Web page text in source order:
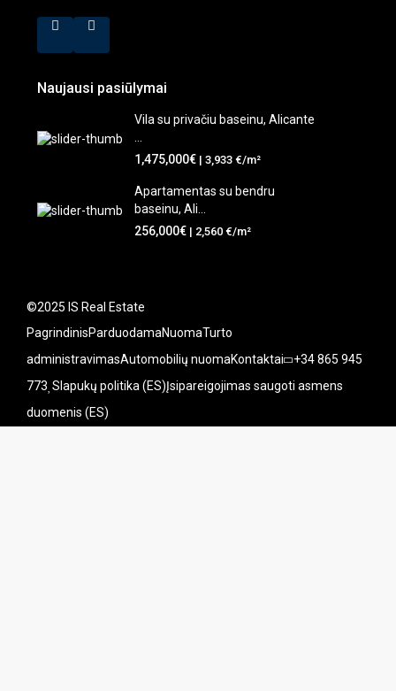
Naujausi pasiūlymai
Vila su privačiu baseinu, Alicante
1,475,000€ | 3,933 €/m²
Apartamentas su bendru
baseinu, Ali...
256,000€ | 2,560 €/m²
©2025 IS Real Estate
PagrindinisParduodamaNuomaTurto
administravimasAutomobilių nuomaKontaktai +34 865 945
773 Slapukų politika (ES)Įsipareigojimas saugoti asmens
duomenis (ES)